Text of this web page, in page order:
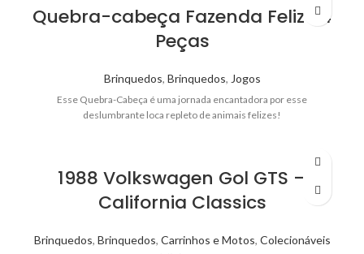
Quebra-cabeça Fazenda Feliz 24
Peças
Brinquedos, Brinquedos, Jogos
Esse Quebra-Cabeça é uma jornada encantadora por esse
deslumbrante loca repleto de animais felizes!
1988 Volkswagen Gol GTS –
California Classics
Brinquedos, Brinquedos, Carrinhos e Motos, Colecionáveis